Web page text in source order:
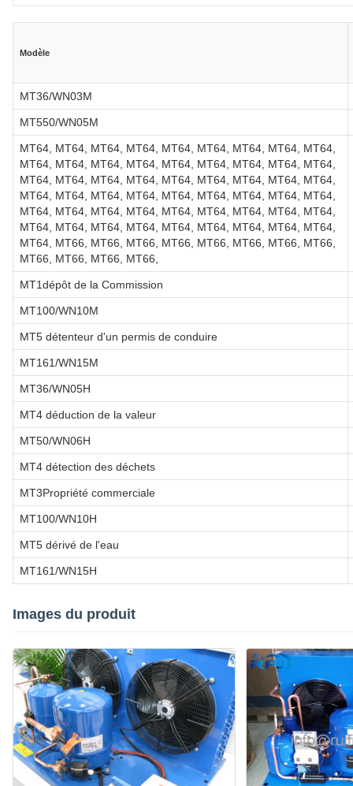
Modèle
MT36/WN03M
MT550/WN05M
MT64, MT64, MT64, MT64, MT64, MT64, MT64, MT64, MT64,
MT64, MT64, MT64, MT64, MT64, MT64, MT64, MT64, MT64,
MT64, MT64, MT64, MT64, MT64, MT64, MT64, MT64, MT64,
MT64, MT64, MT64, MT64, MT64, MT64, MT64, MT64, MT64,
MT64, MT64, MT64, MT64, MT64, MT64, MT64, MT64, MT64,
MT64, MT64, MT64, MT64, MT64, MT64, MT64, MT64, MT64,
MT64, MT66, MT66, MT66, MT66, MT66, MT66, MT66, MT66,
MT66, MT66, MT66, MT66,
MT1dépôt de la Commission
MT100/WN10M
MT5 détenteur d'un permis de conduire
MT161/WN15M
MT36/WN05H
MT4 déduction de la valeur
MT50/WN06H
MT4 détection des déchets
MT3Propriété commerciale
MT100/WN10H
MT5 dérivé de l'eau
MT161/WN15H
Images du produit